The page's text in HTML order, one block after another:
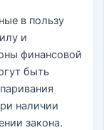
в пользу
и
финансовой
быть
наличии
закона.